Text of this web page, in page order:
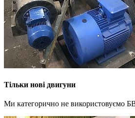
Тільки нові двигуни
Ми категорично не використовуємо